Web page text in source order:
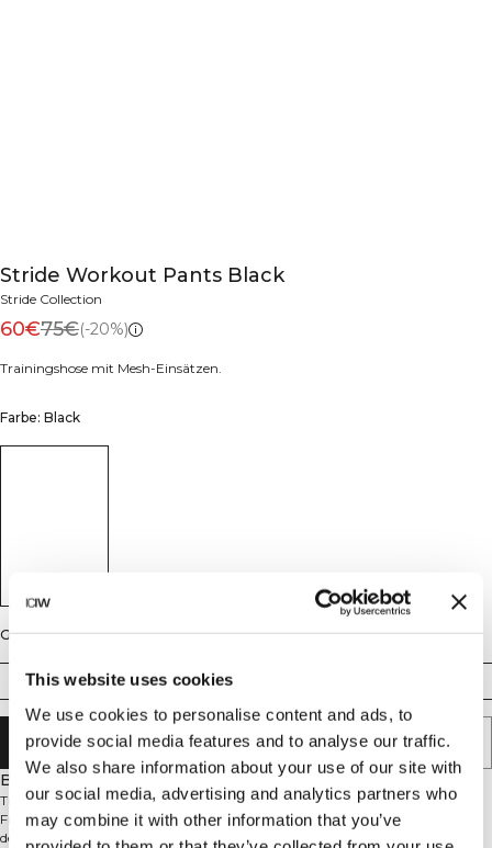
This website uses cookies
We use cookies to personalise content and ads, to
provide social media features and to analyse our traffic.
We also share information about your use of our site with
our social media, advertising and analytics partners who
may combine it with other information that you’ve
Stride Workout Pants Black
Stride Collection
60€75€(-20%)
Trainingshose mit Mesh-Einsätzen.
Farbe: Black
Größe
S M
IN DEN WARENKORB LEGEN
Beschreibung
Trainingshose mit Mesh-Einsätzen. Die Stride Workout Pants sind für das
Fitnessstudio und anspruchsvolle Workouts konzipiert. Der glatte und
dehnbare Stoff ermöglicht dir, dich leicht und ohne Ablenkungen zu